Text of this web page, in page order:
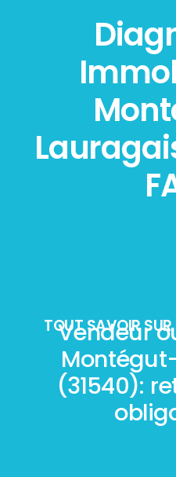
TOUT SAVOIR
Vendeur
(31540):